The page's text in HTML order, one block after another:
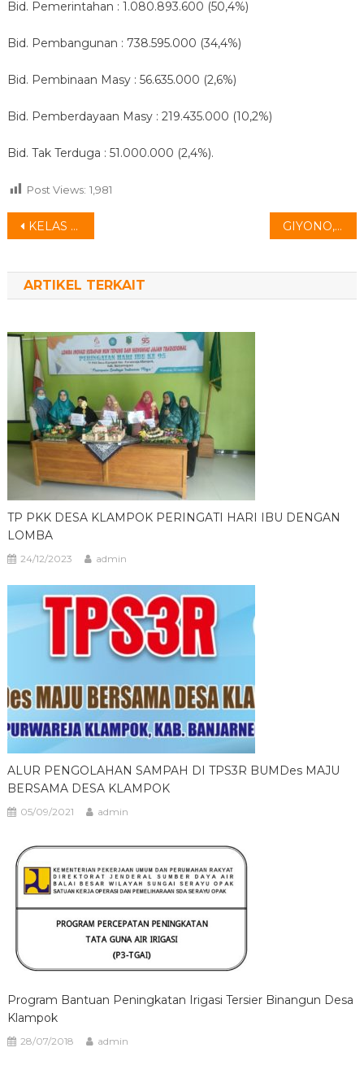
Bid. Pemerintahan : 1.080.893.600 (50,4%)
Bid. Pembangunan : 738.595.000 (34,4%)
Bid. Pembinaan Masy : 56.635.000 (2,6%)
Bid. Pemberdayaan Masy : 219.435.000 (10,2%)
Bid. Tak Terduga : 51.000.000 (2,4%).
Post Views: 1,981
Navigasi
KELAS IBU HAMIL GIYONO, STAFF KAUR PERENCANAAN PURNA TUGAS
ARTIKEL TERKAIT
TP PKK DESA KLAMPOK PERINGATI HARI IBU DENGAN
LOMBA
24/12/2023 admin
ALUR PENGOLAHAN SAMPAH DI TPS3R BUMDes MAJU
BERSAMA DESA KLAMPOK
05/09/2021 admin
Program Bantuan Peningkatan Irigasi Tersier Binangun Desa
Klampok
28/07/2018 admin